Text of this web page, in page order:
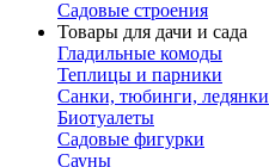
Садовые строения
Товары для дачи и сада
Гладильные комоды
Теплицы и парники
Санки, тюбинги, ледянки
Биотуалеты
Садовые фигурки
Сауны